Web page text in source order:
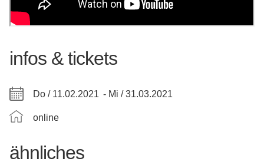
infos & tickets
Do / 11.02.2021 - Mi / 31.03.2021
online
ähnliches